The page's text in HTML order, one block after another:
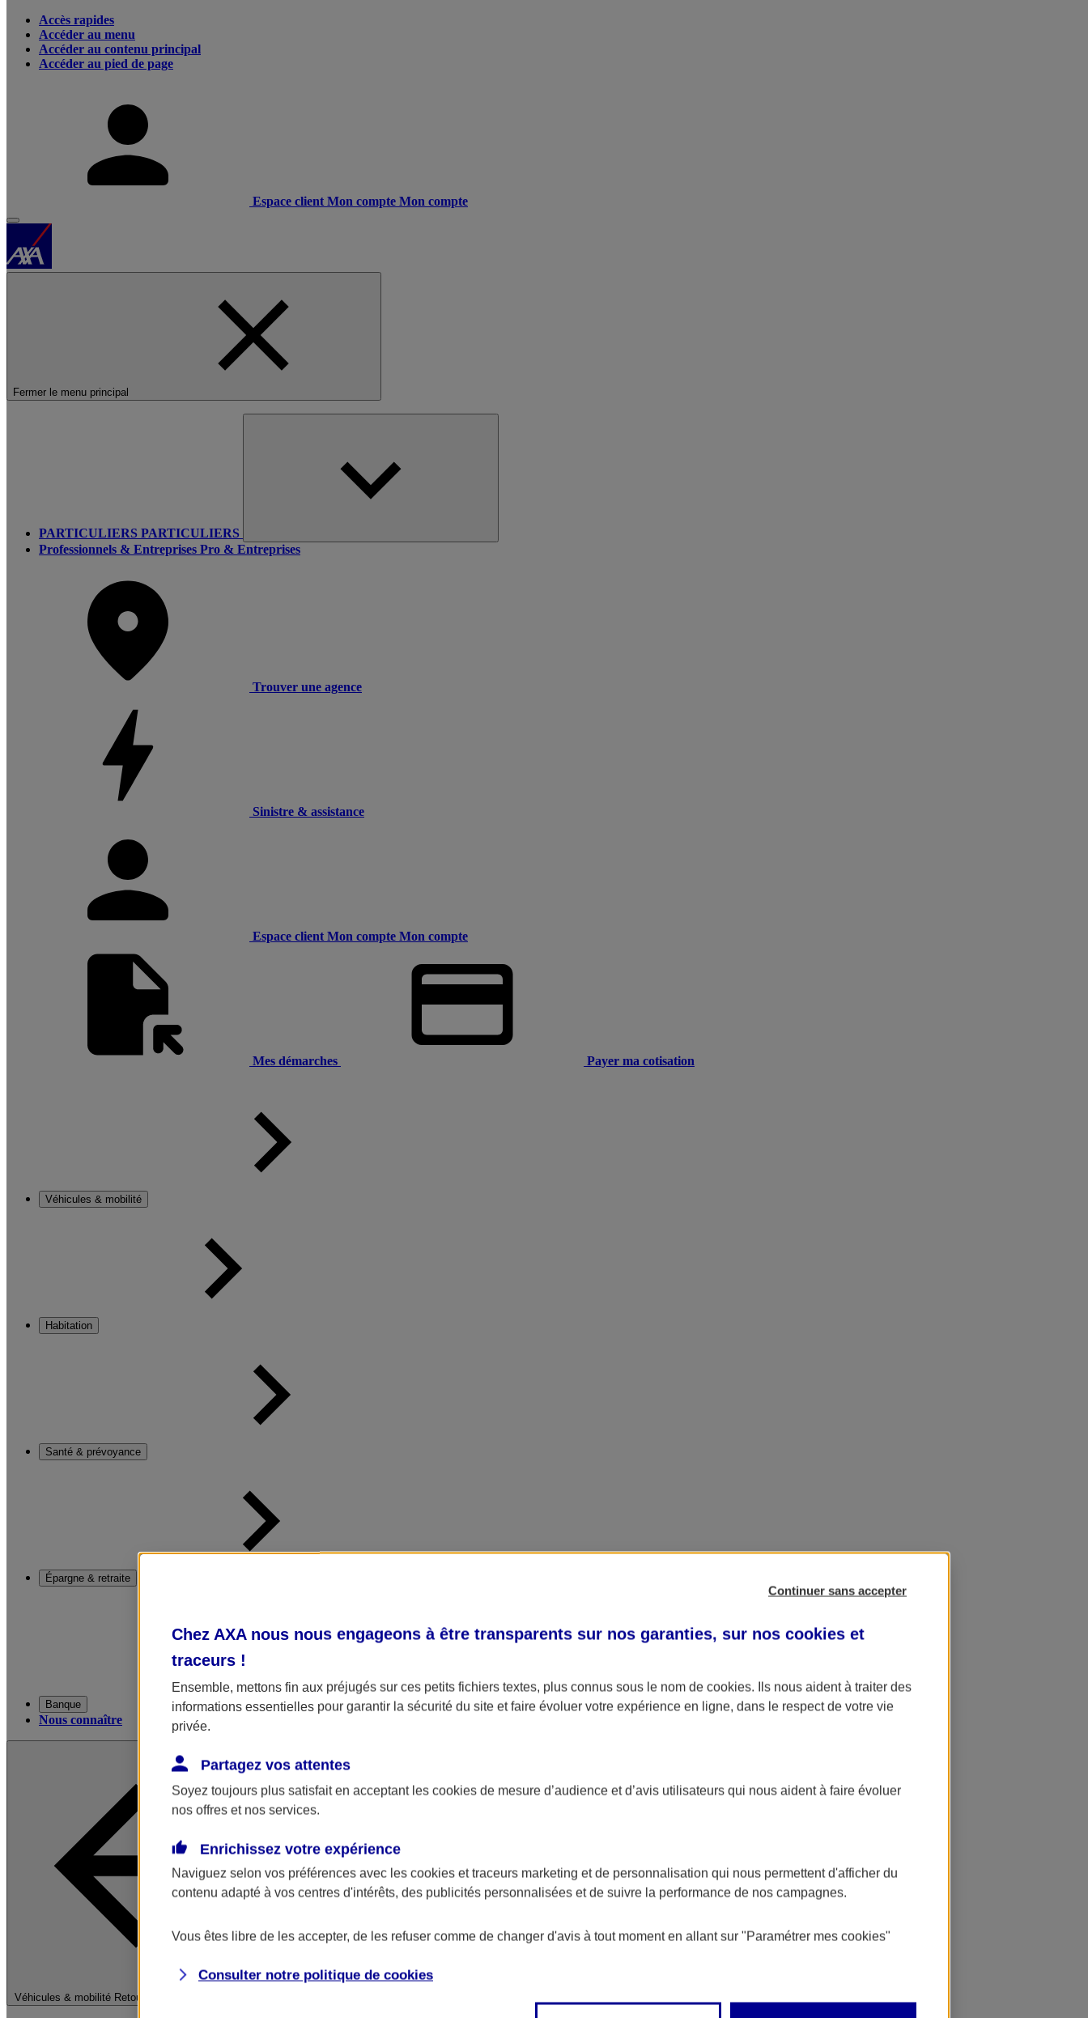
Accès rapides
Accéder au menu
Accéder au contenu principal
Accéder au pied de page
Espace client Mon compte Mon compte
Fermer le menu principal
PARTICULIERS PARTICULIERS
Professionnels & Entreprises Pro & Entreprises
Trouver une agence
Sinistre & assistance
Espace client Mon compte Mon compte
Mes démarches Payer ma cotisation
Véhicules & mobilité
Habitation
Santé & prévoyance
Épargne & retraite
Banque
Nous connaître
Véhicules & mobilité Retour à la section précédente
Fermer le menu principal
Continuer sans accepter
Chez AXA nous nous engageons à être transparents sur nos garanties, sur nos cookies et
traceurs !
Ensemble, mettons fin aux préjugés sur ces petits fichiers textes, plus connus sous le nom de cookies. Ils nous aident à traiter des
informations essentielles pour garantir la sécurité du site et faire évoluer votre expérience en ligne, dans le respect de votre vie
privée.
Partagez vos attentes
Soyez toujours plus satisfait en acceptant les cookies de mesure d’audience et d’avis utilisateurs qui nous aident à faire évoluer
nos offres et nos services.
Enrichissez votre expérience
Naviguez selon vos préférences avec les cookies et traceurs marketing et de personnalisation qui nous permettent d'afficher du
contenu adapté à vos centres d'intérêts, des publicités personnalisées et de suivre la performance de nos campagnes.
Vous êtes libre de les accepter, de les refuser comme de changer d'avis à tout moment en allant sur "Paramétrer mes cookies"
Consulter notre politique de cookies